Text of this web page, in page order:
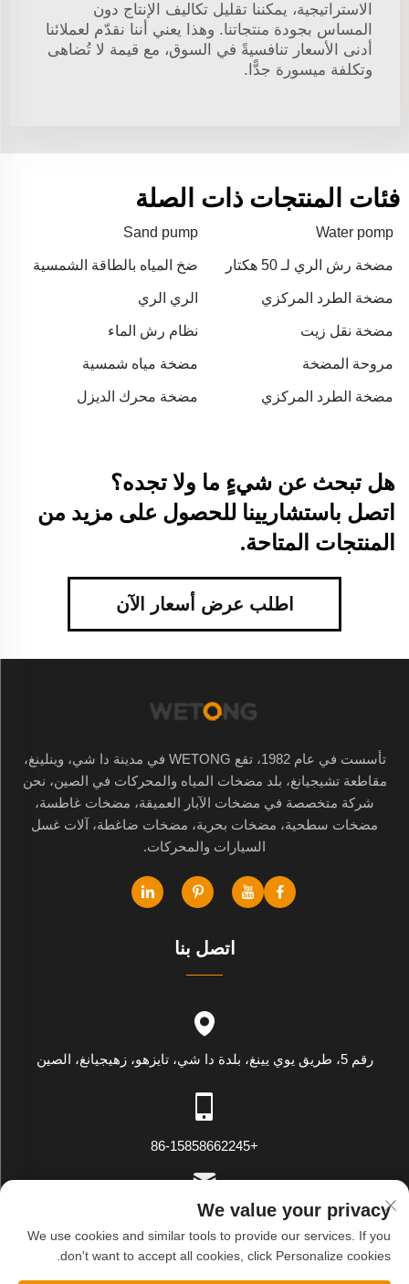
الاستراتيجية، يمكننا تقليل تكاليف الإنتاج دون
المساس بجودة منتجاتنا. وهذا يعني أننا نقدّم لعملائنا
أدنى الأسعار تنافسيةً في السوق، مع قيمة لا تُضاهى
وتكلفة ميسورة جدًّا.
فئات المنتجات ذات الصلة
Water pomp
Sand pump
مضخة رش الري لـ 50 هكتار
ضخ المياه بالطاقة الشمسية
مضخة الطرد المركزي
الري الري
مضخة نقل زيت نظام رش الماء
مروحة المضخة مضخة مياه شمسية
مضخة الطرد المركزي
مضخة محرك الديزل
هل تبحث عن شيءٍ ما ولا تجده؟
اتصل باستشاريينا للحصول على مزيد من
المنتجات المتاحة.
اطلب عرض أسعار الآن
تأسست في عام 1982، تقع WETONG في مدينة دا شي، وينلينغ،
مقاطعة تشيجيانغ، بلد مضخات المياه والمحركات في الصين، نحن
شركة متخصصة في مضخات الآبار العميقة، مضخات غاطسة،
مضخات سطحية، مضخات بحرية، مضخات ضاغطة، آلات غسل
السيارات والمحركات.
اتصل بنا
رقم 5، طريق يوي يينغ، بلدة دا شي، تايزهو، زهيجيانغ، الصين
+86-15858662245
[email protected]
We value your privacy
We use cookies and similar tools to provide our services. If you
don't want to accept all cookies, click Personalize cookies.